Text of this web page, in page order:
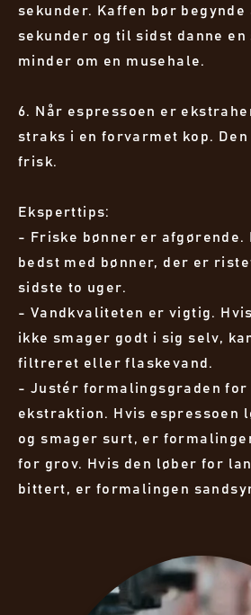
sekunder. Kaffen bør
sekunder og til sidst danne
minder om en musehale.
6. Når espressoen er
straks i en forvarmet kop. Den
frisk.
Eksperttips:
- Friske bønner er afgørende.
bedst med bønner, der er
sidste to uger.
- Vandkvaliteten er vigtig.
ikke smager godt i sig selv,
filtreret eller flaskevand.
- Justér formalingsgraden for
ekstraktion. Hvis espressoen
og smager surt, er
for grov. Hvis den løber for
bittert, er formalingen